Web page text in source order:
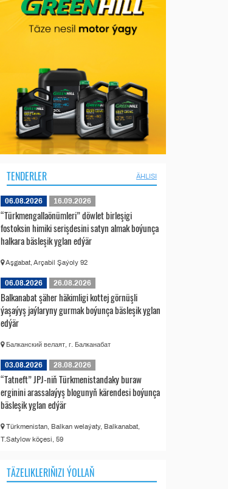
TENDERLER ÄHLISI
06.08.2026 16.09.2026
“Türkmengallaönümleri” döwlet birleşigi
fostoksin himiki serişdesini satyn almak boýunça
halkara bäsleşik yglan edýär
Aşgabat, Arçabil Şaýoly 92
06.08.2026 26.08.2026
Balkanabat şäher häkimligi kottej görnüşli
ýaşaýyş jaýlaryny gurmak boýunça bäsleşik yglan
edýär
Балканский велаят, г. Балканабат
03.08.2026 28.08.2026
“Tatneft” JPJ-niň Türkmenistandaky buraw
erginini arassalaýyş blogunyň kärendesi boýunça
bäsleşik yglan edýär
Türkmenistan, Balkan welaýaty, Balkanabat,
T.Satylow köçesi, 59
TÄZELIKLERIŇIZI ÝOLLAŇ